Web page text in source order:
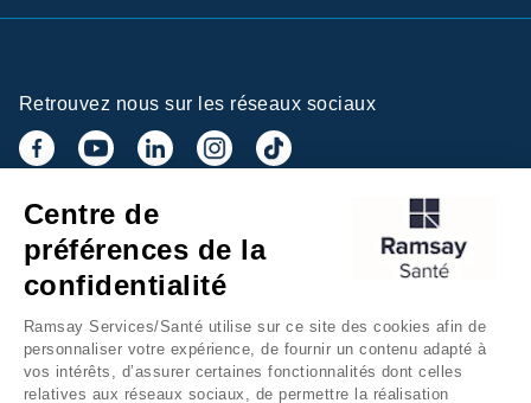
Retrouvez nous sur les réseaux sociaux
Inscrivez-vous à la newsletter
Centre de
préférences de la
confidentialité
Ramsay Services/Santé utilise sur ce site des cookies afin de
personnaliser votre expérience, de fournir un contenu adapté à
vos intérêts, d’assurer certaines fonctionnalités dont celles
relatives aux réseaux sociaux, de permettre la réalisation